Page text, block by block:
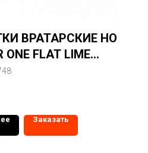
ВРАТАРСКИЕ HO
ONE FLAT LIME
Заказать